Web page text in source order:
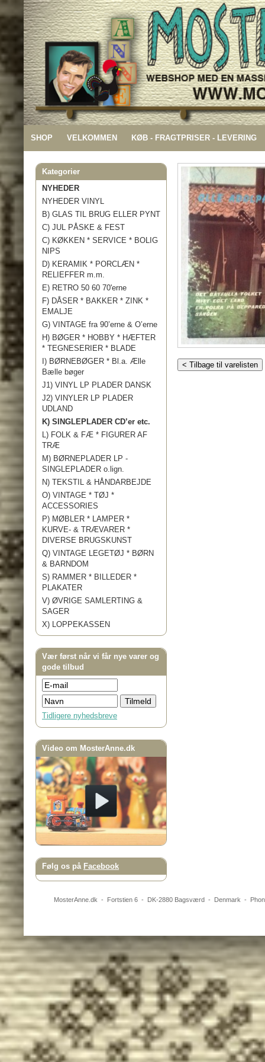
SHOP VELKOMMEN KØB - FRAGTPRISER - LEVERING
Kategorier
NYHEDER
NYHEDER VINYL
B) GLAS TIL BRUG ELLER PYNT
C) JUL PÅSKE & FEST
C) KØKKEN * SERVICE * BOLIG
NIPS
D) KERAMIK * PORCLÆN *
RELIEFFER m.m.
E) RETRO 50 60 70'erne
F) DÅSER * BAKKER * ZINK *
EMALJE
G) VINTAGE fra 90’erne & O’erne
H) BØGER * HOBBY * HÆFTER
* TEGNESERIER * BLADE
I) BØRNEBØGER * Bl.a. Ælle
Bælle bøger
J1) VINYL LP PLADER DANSK
J2) VINYLER LP PLADER
UDLAND
K) SINGLEPLADER CD’er etc.
L) FOLK & FÆ * FIGURER AF
TRÆ
M) BØRNEPLADER LP -
SINGLEPLADER o.lign.
N) TEKSTIL & HÅNDARBEJDE
O) VINTAGE * TØJ *
ACCESSORIES
P) MØBLER * LAMPER *
KURVE- & TRÆVARER *
DIVERSE BRUGSKUNST
Q) VINTAGE LEGETØJ * BØRN
& BARNDOM
S) RAMMER * BILLEDER *
PLAKATER
V) ØVRIGE SAMLERTING &
SAGER
X) LOPPEKASSEN
Vær først når vi får nye varer og
gode tilbud
Tidligere nyhedsbreve
Video om MosterAnne.dk
Følg os på Facebook
< Tilbage til varelisten
MosterAnne.dk - Fortstien 6- DK-2880 Bagsværd- Denmark -